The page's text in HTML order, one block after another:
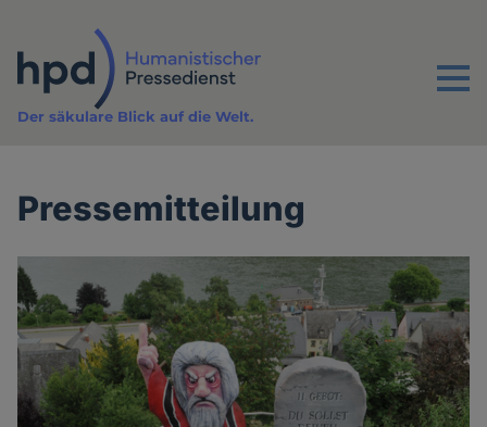
Inhalt
Menu
Der säkulare Blick auf die Welt.
Pressemitteilung